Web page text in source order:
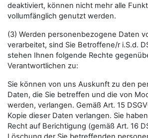
deaktiviert, können nicht mehr alle
vollumfänglich genutzt werden.
(3) Werden personenbezogene Daten
verarbeitet, sind Sie Betroffene/r i.S.d.
stehen Ihnen folgende Rechte
Verantwortlichen zu:
Sie können von uns Auskunft zu den
Daten, die Sie betreffen und die von
werden, verlangen. Gemäß Art. 15
Kopie dieser Daten verlangen. Sie
Recht auf Berichtigung (gemäß Art. 16